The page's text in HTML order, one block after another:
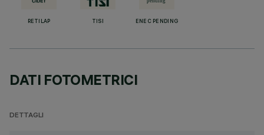
RETILAP TISI ENEC PENDING
DATI FOTOMETRICI
DETTAGLI